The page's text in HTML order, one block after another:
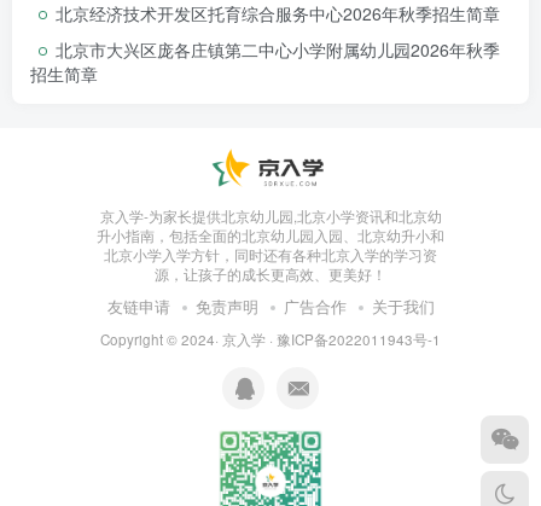
北京经济技术开发区托育综合服务中心2026年秋季招生简章
北京市大兴区庞各庄镇第二中心小学附属幼儿园2026年秋季
招生简章
京入学-为家长提供北京幼儿园,北京小学资讯和北京幼
升小指南，包括全面的北京幼儿园入园、北京幼升小和
北京小学入学方针，同时还有各种北京入学的学习资
源，让孩子的成长更高效、更美好！
友链申请 免责声明 广告合作 关于我们
Copyright © 2024· 京入学 · 豫ICP备2022011943号-1